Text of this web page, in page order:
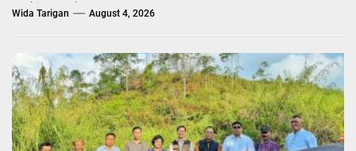
Fashion Week...
Wida Tarigan August 4, 2026